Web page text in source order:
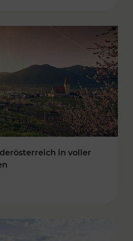
in voller